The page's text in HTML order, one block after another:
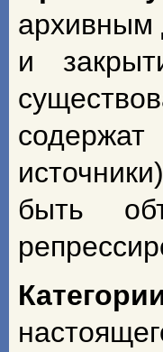
архивным
и
быть